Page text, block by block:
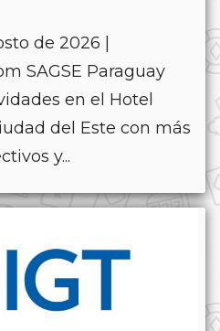
de 2026 |
SAGSE Paraguay
en el Hotel
del Este con más
y...